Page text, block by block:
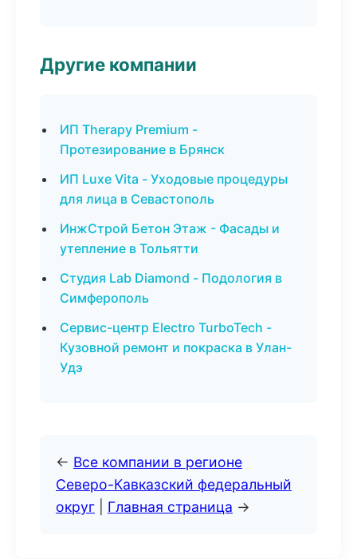
Другие компании
ИП Therapy Premium -
Протезирование в Брянск
ИП Luxe Vita - Уходовые процедуры
для лица в Севастополь
ИнжСтрой Бетон Этаж - Фасады и
утепление в Тольятти
Студия Lab Diamond - Подология в
Симферополь
Сервис-центр Electro TurboTech -
Кузовной ремонт и покраска в Улан-
Удэ
← Все компании в регионе
Северо-Кавказский федеральный
округ
Главная страница →